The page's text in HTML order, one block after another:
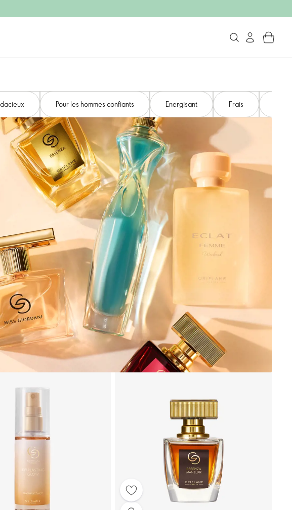
Pour les hommes confiants Energisant Frais